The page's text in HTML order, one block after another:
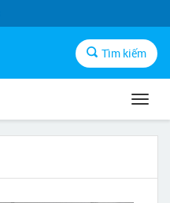
Tìm kiếm